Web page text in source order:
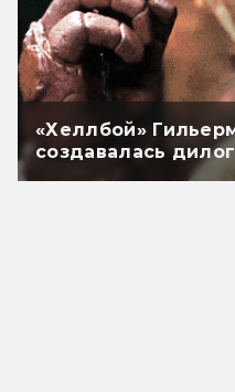
«Хеллбой»
создавалась